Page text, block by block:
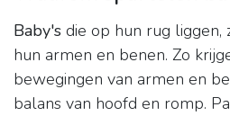
Baby's die op hun rug liggen,
hun armen en benen. Zo
bewegingen van armen en
balans van hoofd en romp.